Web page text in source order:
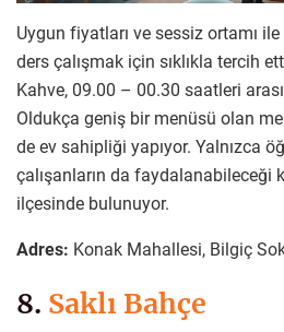
Uygun fiyatları ve sessiz ortamı
ders çalışmak için sıklıkla tercih
Kahve, 09.00 – 00.30 saatleri
Oldukça geniş bir menüsü olan
de ev sahipliği yapıyor. Yalnızca
çalışanların da faydalanabileceği
ilçesinde bulunuyor.
Adres: Konak Mahallesi, Bilgiç
8. Saklı Bahçe